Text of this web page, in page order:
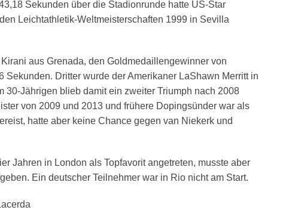
Sekunden über die Stadionrunde hatte US-Star
Leichtathletik-Weltmeisterschaften 1999 in Sevilla
aus Grenada, den Goldmedaillengewinner von
Sekunden. Dritter wurde der Amerikaner LaShawn Merritt in
30-Jährigen blieb damit ein zweiter Triumph nach 2008
von 2009 und 2013 und frühere Dopingsünder war als
hatte aber keine Chance gegen van Niekerk und
Jahren in London als Topfavorit angetreten, musste aber
Ein deutscher Teilnehmer war in Rio nicht am Start.